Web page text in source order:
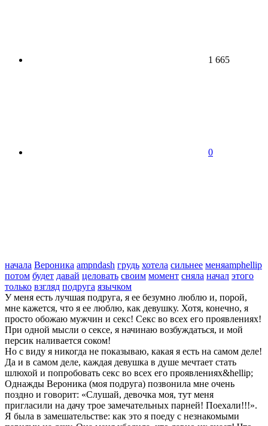
1 665
0
начала Вероника ampndash грудь хотела сильнее меняamphellip
потом будет давай целовать своим момент сняла начал этого
только взгляд подруга язычком
У меня есть лучшая подруга, я ее безумно люблю и, порой,
мне кажется, что я ее люблю, как девушку. Хотя, конечно, я
просто обожаю мужчин и секс! Секс во всех его проявлениях!
При одной мысли о сексе, я начинаю возбуждаться, и мой
персик наливается соком!
Но с виду я никогда не показываю, какая я есть на самом деле!
Да и в самом деле, каждая девушка в душе мечтает стать
шлюхой и попробовать секс во всех его проявлениях&hellip;
Однажды Вероника (моя подруга) позвонила мне очень
поздно и говорит: «Слушай, девочка моя, тут меня
пригласили на дачу трое замечательных парней! Поехали!!!».
Я была в замешательстве: как это я поеду с незнакомыми